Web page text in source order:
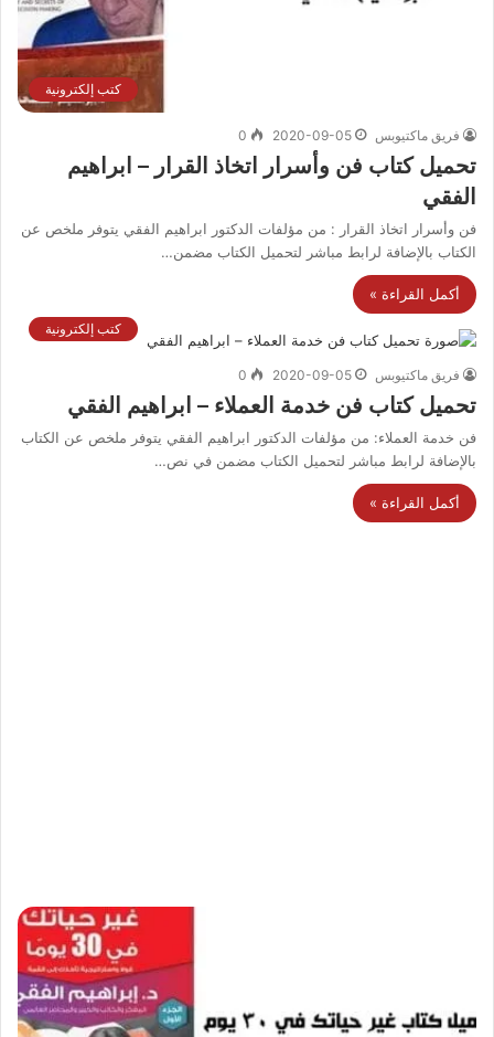
كتب إلكترونية
فريق ماكتيوبس 2020-09-05
0
تحميل كتاب فن وأسرار اتخاذ القرار – ابراهيم
الفقي
فن وأسرار اتخاذ القرار : من مؤلفات الدكتور ابراهيم الفقي يتوفر ملخص عن
الكتاب بالإضافة لرابط مباشر لتحميل الكتاب مضمن…
أكمل القراءة »
كتب إلكترونية
فريق ماكتيوبس 2020-09-05
0
تحميل كتاب فن خدمة العملاء – ابراهيم الفقي
فن خدمة العملاء: من مؤلفات الدكتور ابراهيم الفقي يتوفر ملخص عن الكتاب
بالإضافة لرابط مباشر لتحميل الكتاب مضمن في نص…
أكمل القراءة »